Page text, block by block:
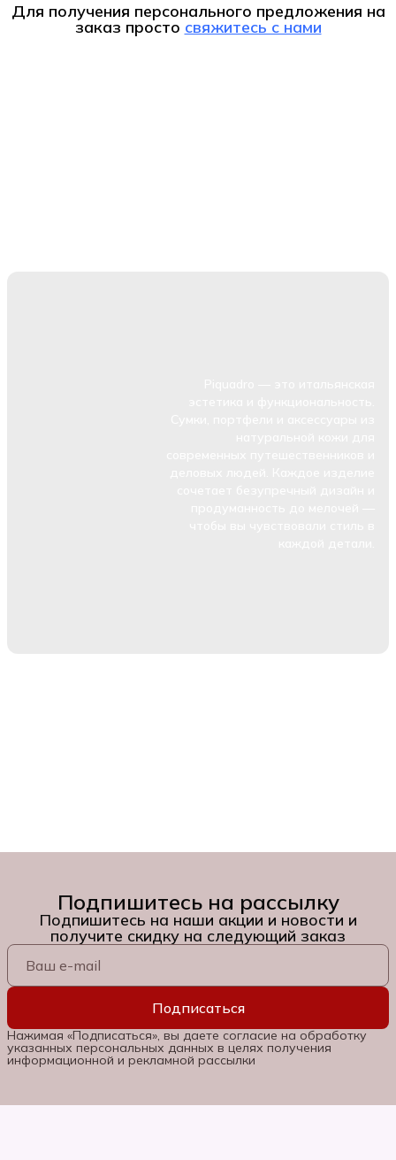
Для получения персонального предложения на
заказ просто свяжитесь с нами
Подпишитесь на рассылку
Подпишитесь на наши акции и новости и
получите скидку на следующий заказ
Подписаться
Нажимая «Подписаться», вы даете согласие на обработку
указанных персональных данных в целях получения
информационной и рекламной рассылки